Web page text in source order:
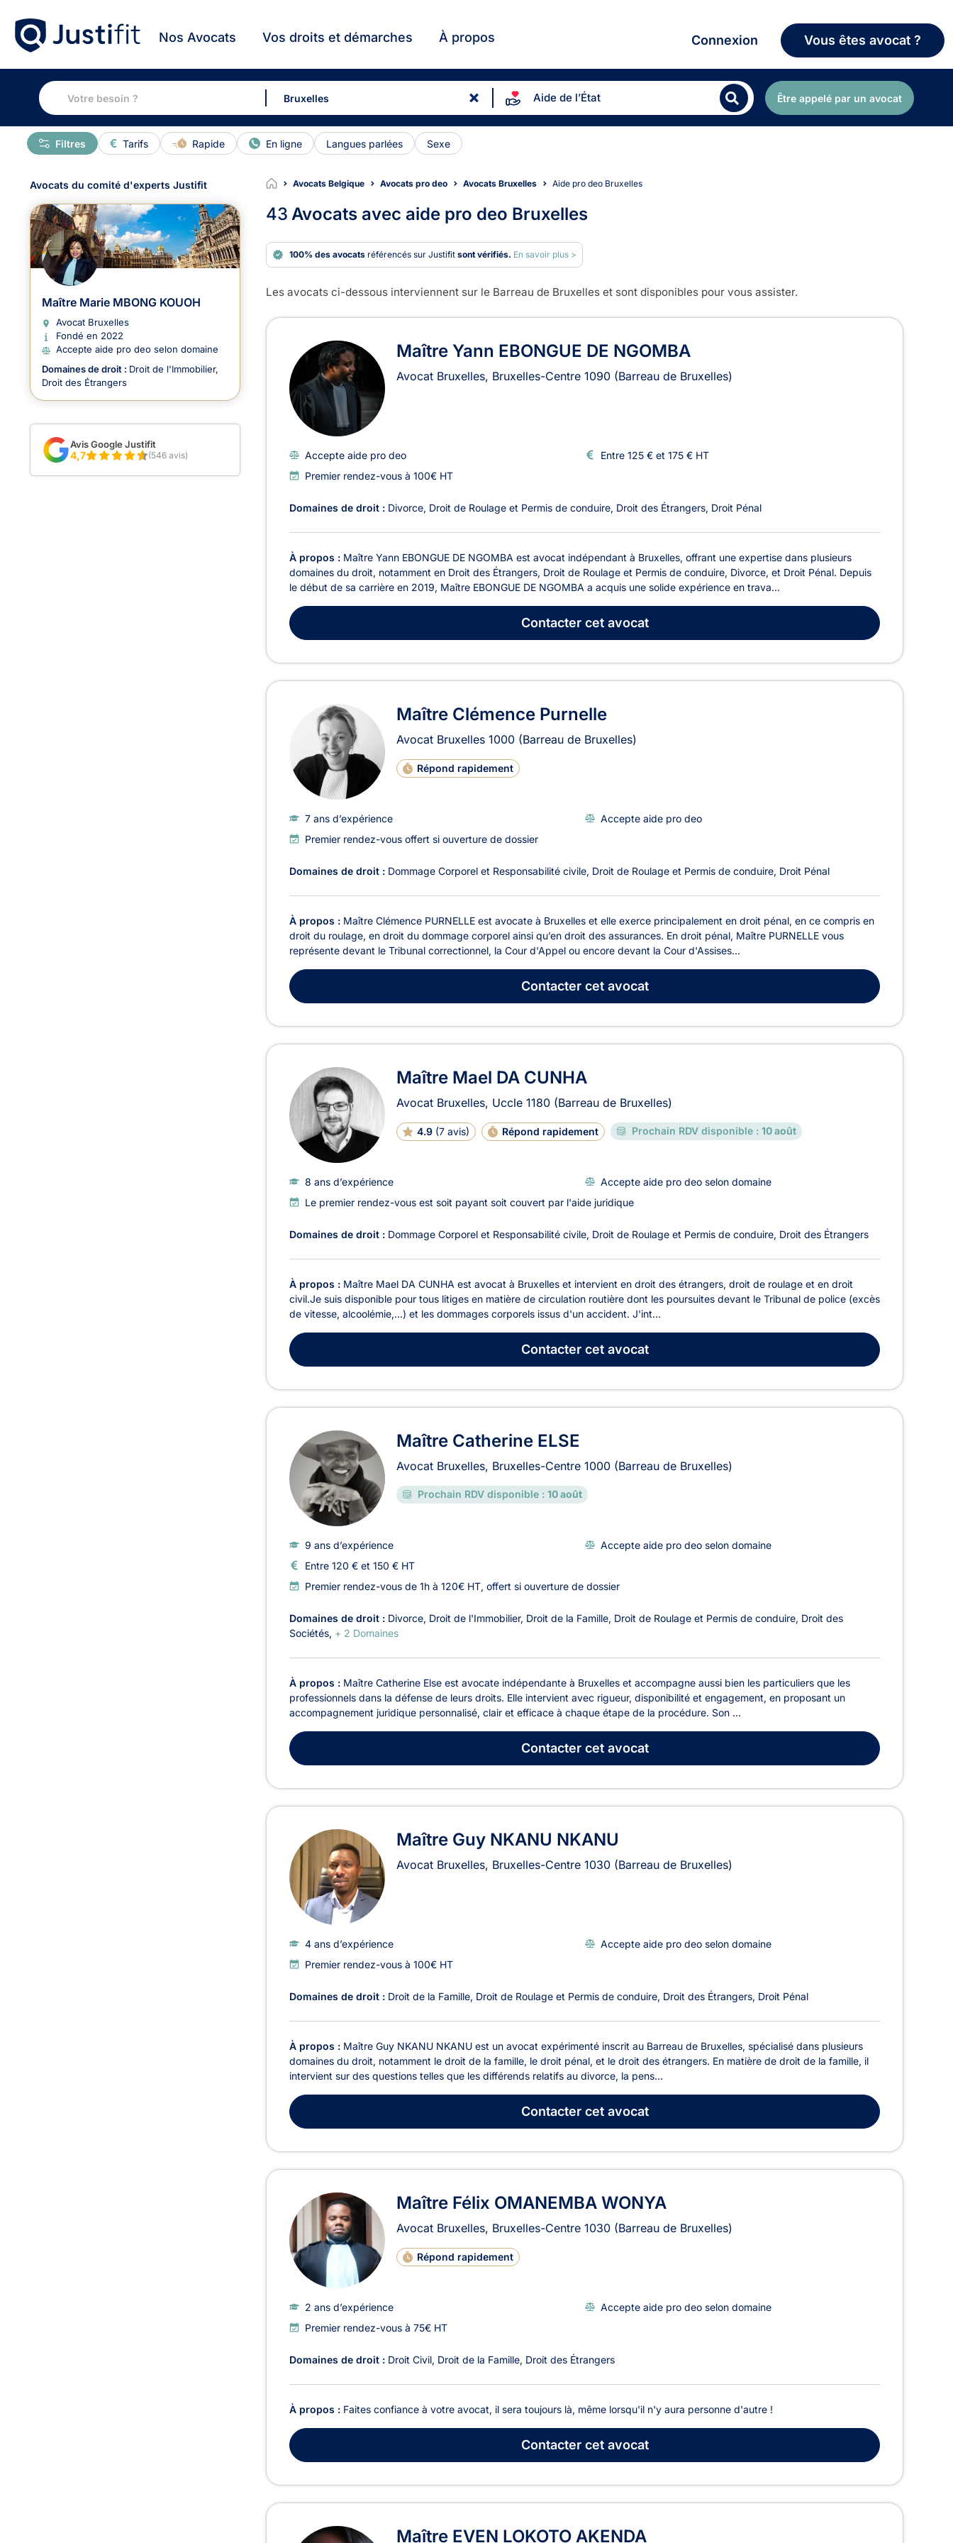
Nos Avocats Vos droits et démarches À propos Connexion Vous êtes avocat ?
Aide de l’État Être appelé par un avocat
Tarifs Rapide En ligne Langues parlées Sexe
Filtres
Avocats Belgique Avocats pro deo Avocats Bruxelles Aide pro deo Bruxelles
43 Avocats avec aide pro deo Bruxelles
100% des avocats référencés sur Justifit sont vérifiés. En savoir plus >
Les avocats ci-dessous interviennent sur le Barreau de Bruxelles et sont disponibles pour vous assister.
Avocats à Bruxelles
Maître Yann EBONGUE DE NGOMBA
Avocat Bruxelles, Bruxelles-Centre 1090 (Barreau de Bruxelles)
Accepte aide pro deo
Entre 125 € et 175 € HT
Premier rendez-vous à 100€ HT
Domaines de droit : Divorce Droit de Roulage et Permis de conduire Droit des Étrangers Droit Pénal
À propos : Maître Yann EBONGUE DE NGOMBA est avocat indépendant à Bruxelles, offrant une expertise dans plusieurs
domaines du droit, notamment en Droit des Étrangers, Droit de Roulage et Permis de conduire, Divorce, et Droit Pénal. Depuis
le début de sa carrière en 2019, Maître EBONGUE DE NGOMBA a acquis une solide expérience en trava...
Contactercet avocat
Maître Clémence Purnelle
Avocat Bruxelles 1000 (Barreau de Bruxelles)
Répond rapidement
7 ans d’expérience
Accepte aide pro deo
Premier rendez-vous offert si ouverture de dossier
Domaines de droit : Dommage Corporel et Responsabilité civile Droit de Roulage et Permis de conduire Droit Pénal
À propos : Maître Clémence PURNELLE est avocate à Bruxelles et elle exerce principalement en droit pénal, en ce compris en
droit du roulage, en droit du dommage corporel ainsi qu’en droit des assurances. En droit pénal, Maître PURNELLE vous
représente devant le Tribunal correctionnel, la Cour d'Appel ou encore devant la Cour d'Assises...
Contactercet avocat
Maître Mael DA CUNHA
Avocat Bruxelles, Uccle 1180 (Barreau de Bruxelles)
4.9 (7 avis) Répond rapidement Prochain RDV disponible : 10 août
8 ans d’expérience
Accepte aide pro deo selon domaine
Le premier rendez-vous est soit payant soit couvert par l'aide juridique
Domaines de droit : Dommage Corporel et Responsabilité civile Droit de Roulage et Permis de conduire Droit des Étrangers
À propos : Maître Mael DA CUNHA est avocat à Bruxelles et intervient en droit des étrangers, droit de roulage et en droit
civil.Je suis disponible pour tous litiges en matière de circulation routière dont les poursuites devant le Tribunal de police (excès
de vitesse, alcoolémie,...) et les dommages corporels issus d'un accident. J'int...
Contactercet avocat
Maître Catherine ELSE
Avocat Bruxelles, Bruxelles-Centre 1000 (Barreau de Bruxelles)
Prochain RDV disponible : 10 août
9 ans d’expérience
Accepte aide pro deo selon domaine
Entre 120 € et 150 € HT
Premier rendez-vous de 1h à 120€ HT, offert si ouverture de dossier
Domaines de droit : Divorce Droit de l'Immobilier Droit de la Famille Droit de Roulage et Permis de conduire Droit des
Sociétés + 2 Domaines
À propos : Maître Catherine Else est avocate indépendante à Bruxelles et accompagne aussi bien les particuliers que les
professionnels dans la défense de leurs droits. Elle intervient avec rigueur, disponibilité et engagement, en proposant un
accompagnement juridique personnalisé, clair et efficace à chaque étape de la procédure. Son ...
Contactercet avocat
Maître Guy NKANU NKANU
Avocat Bruxelles, Bruxelles-Centre 1030 (Barreau de Bruxelles)
4 ans d’expérience
Accepte aide pro deo selon domaine
Premier rendez-vous à 100€ HT
Domaines de droit : Droit de la Famille Droit de Roulage et Permis de conduire Droit des Étrangers Droit Pénal
À propos : Maître Guy NKANU NKANU est un avocat expérimenté inscrit au Barreau de Bruxelles, spécialisé dans plusieurs
domaines du droit, notamment le droit de la famille, le droit pénal, et le droit des étrangers. En matière de droit de la famille, il
intervient sur des questions telles que les différends relatifs au divorce, la pens...
Contactercet avocat
Maître Félix OMANEMBA WONYA
Avocat Bruxelles, Bruxelles-Centre 1030 (Barreau de Bruxelles)
Répond rapidement
2 ans d’expérience
Accepte aide pro deo selon domaine
Premier rendez-vous à 75€ HT
Domaines de droit : Droit Civil Droit de la Famille Droit des Étrangers
À propos : Faites confiance à votre avocat, il sera toujours là, même lorsqu'il n'y aura personne d'autre !
Contactercet avocat
Maître EVEN LOKOTO AKENDA
Avocats du comité d'experts Justifit
Maître Marie MBONG KOUOH
Avocat Bruxelles
Fondé en 2022
Accepte aide pro deo selon domaine
Domaines de droit : Droit de l'Immobilier
Droit des Étrangers
Avis Google Justifit
4,7 (546 avis)